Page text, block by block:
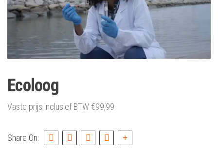
Ecoloog
Vaste prijs inclusief BTW€99,99
Share On: